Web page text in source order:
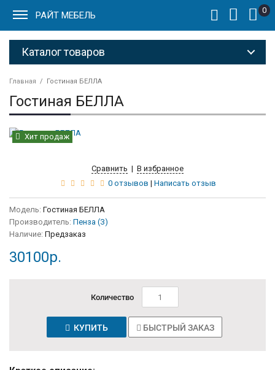
РАЙТ МЕБЕЛЬ 0
Каталог товаров
Главная Гостиная БЕЛЛА
Гостиная БЕЛЛА
Хит продаж
Сравнить | В избранное
0 отзывов | Написать отзыв
Модель: Гостиная БЕЛЛА
Производитель: Пенза (З)
Наличие: Предзаказ
30100р.
Количество
КУПИТЬ БЫСТРЫЙ ЗАКАЗ